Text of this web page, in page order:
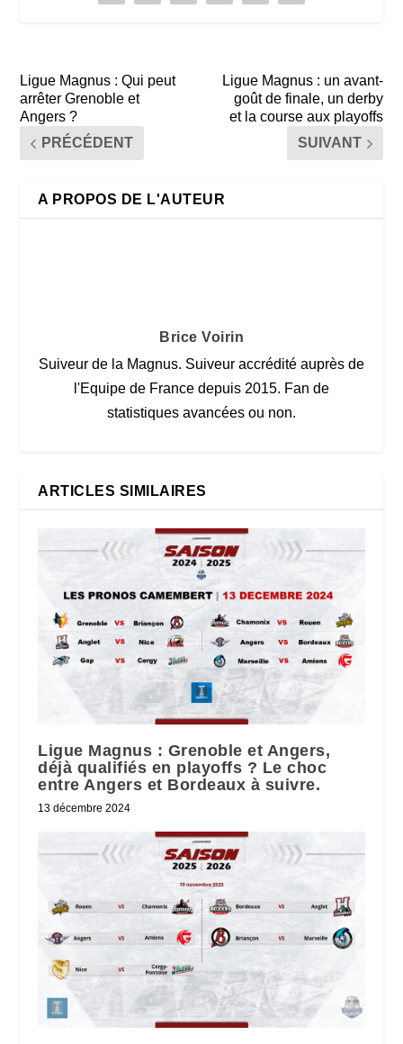
Ligue Magnus : Qui peut
arrêter Grenoble et
Angers ?
PRÉCÉDENT
Ligue Magnus : un avant-
goût de finale, un derby
et la course aux playoffs
SUIVANT
A PROPOS DE L'AUTEUR
Brice Voirin
Suiveur de la Magnus. Suiveur accrédité auprès de
l'Equipe de France depuis 2015. Fan de
statistiques avancées ou non.
ARTICLES SIMILAIRES
Ligue Magnus : Grenoble et Angers,
déjà qualifiés en playoffs ? Le choc
entre Angers et Bordeaux à suivre.
13 décembre 2024